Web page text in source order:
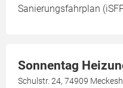
Sanierungsfahrplan
Sonnentag
Schulstr. 24, 74909